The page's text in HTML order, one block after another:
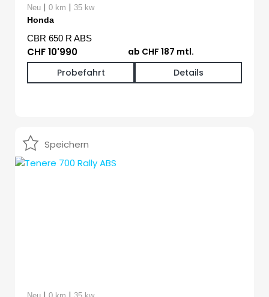
Neu | 0 km | 35 kw
Honda
CBR 650 R ABS
CHF 10'990
ab CHF 187 mtl.
Probefahrt
Details
Speichern